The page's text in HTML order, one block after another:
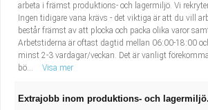
arbeta i främst produktions- och lagermiljö. Vi
Ingen tidigare vana krävs - det viktiga är att du vill
består främst av att plocka och packa olika varor
Arbetstiderna är oftast dagtid mellan 06:00-18:00
minst 2-3 vardagar/veckan. Det är vanligt
bö...
Visa mer
Extrajobb inom produktions- och